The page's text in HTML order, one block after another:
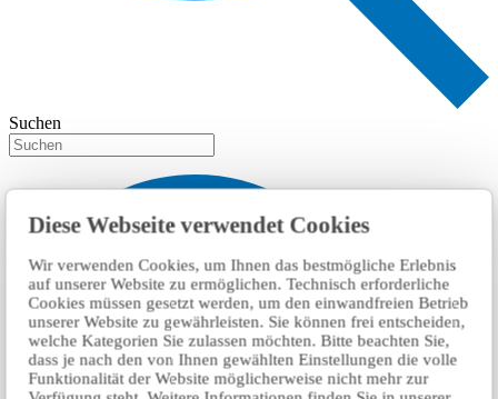
Diese Webseite verwendet Cookies
Wir verwenden Cookies, um Ihnen das bestmögliche Erlebnis
auf unserer Website zu ermöglichen. Technisch erforderliche
Cookies müssen gesetzt werden, um den einwandfreien Betrieb
unserer Website zu gewährleisten. Sie können frei entscheiden,
welche Kategorien Sie zulassen möchten. Bitte beachten Sie,
dass je nach den von Ihnen gewählten Einstellungen die volle
Funktionalität der Website möglicherweise nicht mehr zur
Suchen